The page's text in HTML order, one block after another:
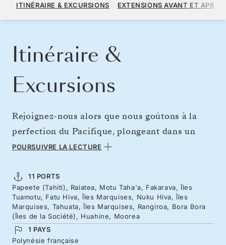
ITINÉRAIRE & EXCURSIONS EXTENSIONS AVANT ET APRÈS
Itinéraire &
Excursions
Rejoignez-nous alors que nous goûtons à la
perfection du Pacifique, plongeant dans un
camaïeu de bleus : des eaux peu profondes et
mêlent aux intenses étendues de l’océan.
Explorez des archipels pittoresques, des vues
séduisantes de Bora-Bora aux plages
romantiques des atolls reculés, sans oublier
l’aura mystique des spectaculaires îles
POURSUIVRE LA LECTURE
11 PORTS
Papeete (Tahiti), Raiatea, Motu Taha'a, Fakarava, Îles
Tuamotu, Fatu Hiva, Îles Marquises, Nuku Hiva, Îles
Marquises, Tahuata, Îles Marquises, Rangiroa, Bora Bora
(Îles de la Société), Huahine, Moorea
1 PAYS
Polynésie française